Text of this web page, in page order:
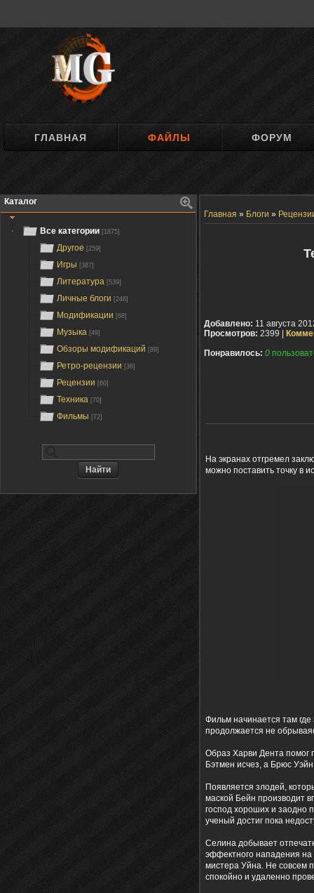
ГЛАВНАЯ ФАЙЛЫ ФОРУМ
Каталог
Все категории [1875]
Другое [259]
Игры [387]
Литература [539]
Личные блоги [246]
Модификации [68]
Музыка [49]
Обзоры модификаций [89]
Ретро-рецензии [36]
Рецензии [60]
Техника [70]
Фильмы [72]
Главная » Блоги »
Добавлено: 11 августа
Просмотров: 2399 |
Понравилось: 0
На экранах отгремел
можно поставить точку в
Фильм начинается там
продолжается не
Образ Харви Дента помог
Бэтмен исчез, а Брюс
Появляется злодей,
маской Бейн производит
господ хороших и заодно
ученый достиг пока
Селина добывает
эффектного нападения на
мистера Уйна. Не совсем
спокойно и удаленно